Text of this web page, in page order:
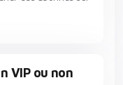
VIP ou non